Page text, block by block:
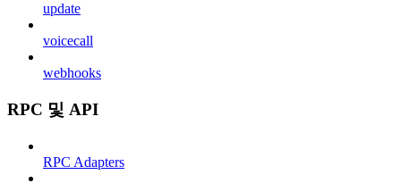
update
voicecall
webhooks
RPC 및 API
RPC Adapters